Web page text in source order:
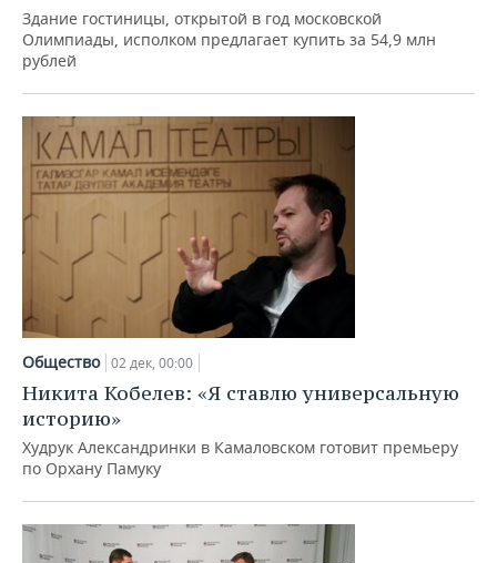
Здание гостиницы, открытой в год московской
Олимпиады, исполком предлагает купить за 54,9 млн
рублей
Общество 02 дек, 00:00
Никита Кобелев: «Я ставлю универсальную
историю»
Худрук Александринки в Камаловском готовит премьеру
по Орхану Памуку